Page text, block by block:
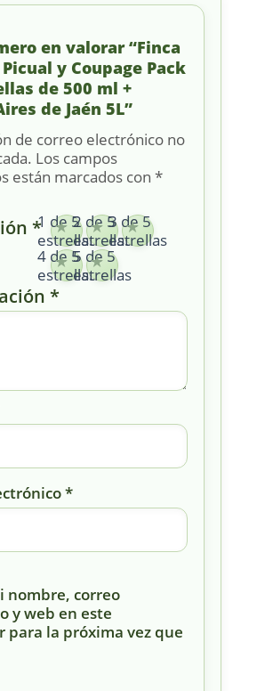
en valorar “Finca
y Coupage Pack
de 500 ml +
de Jaén 5L”
de correo electrónico no
Los campos
están marcados con *
*1 de 5
estrellas
2 de 5
estrellas
3 de 5
estrellas
4 de 5
estrellas
5 de 5
estrellas
*
*
nombre, correo
y web en este
para la próxima vez que